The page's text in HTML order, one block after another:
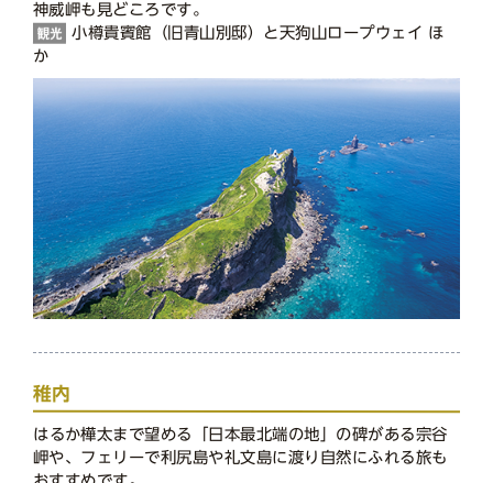
神威岬も見どころです。
小樽貴賓館（旧青山別邸）と天狗山ロープウェイ ほ
か
稚内
はるか樺太まで望める「日本最北端の地」の碑がある宗谷
岬や、フェリーで利尻島や礼文島に渡り自然にふれる旅も